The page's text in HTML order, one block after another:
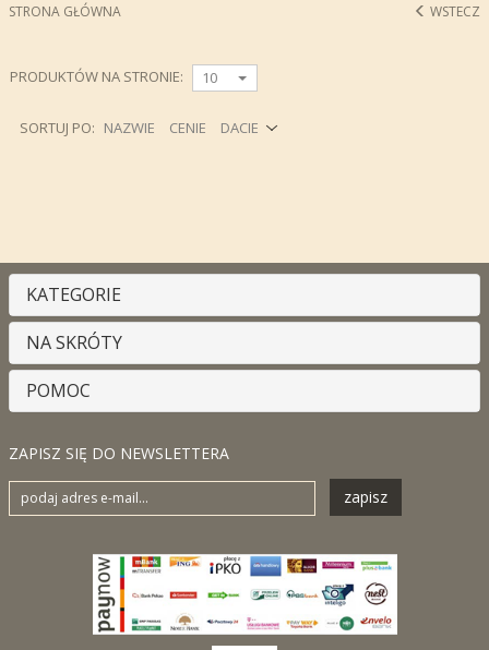
STRONA GŁÓWNA WSTECZ
PRODUKTÓW NA STRONIE: 10
SORTUJ PO: NAZWIE CENIE DACIE
KATEGORIE
NA SKRÓTY
POMOC
ZAPISZ SIĘ DO NEWSLETTERA
zapisz